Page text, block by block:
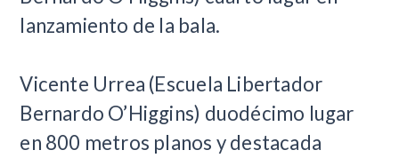
lanzamiento de la bala.
Vicente Urrea (Escuela Libertador
Bernardo O’Higgins) duodécimo lugar
en 800 metros planos y destacada